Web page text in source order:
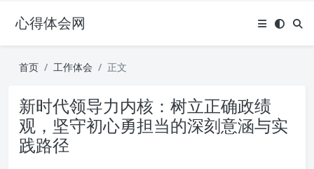
心得体会网
首页 工作体会 正文
新时代领导力内核：树立正确政绩
观，坚守初心勇担当的深刻意涵与实
践路径